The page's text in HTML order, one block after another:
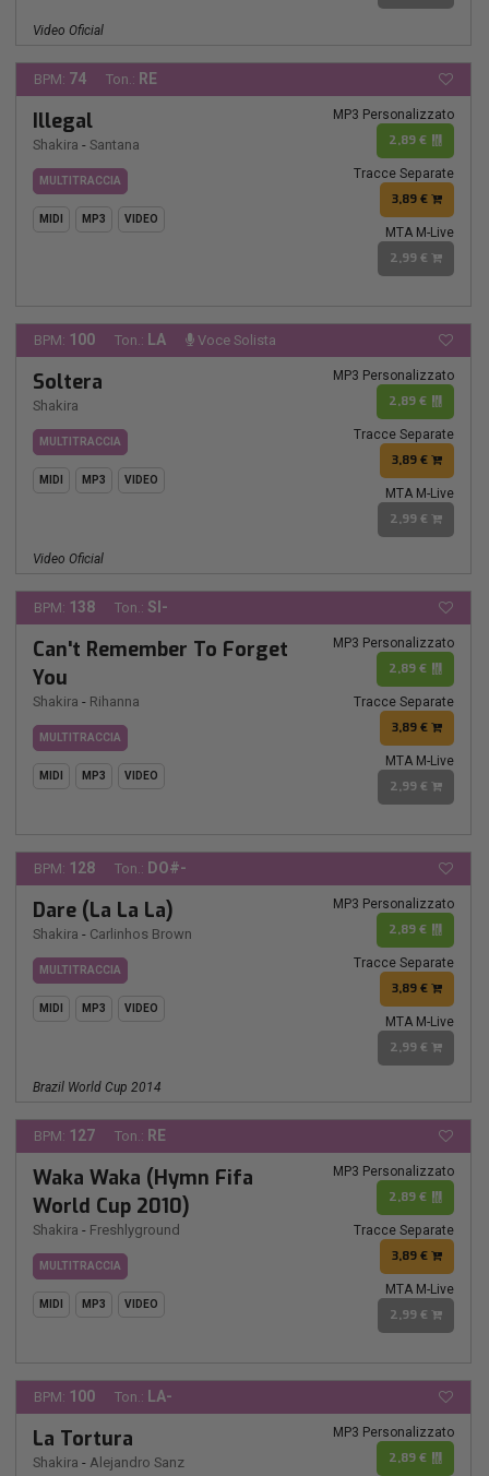
Video Oficial
BPM: 74 Ton.: RE
Illegal
Shakira - Santana
MULTITRACCIA
MIDI MP3 VIDEO
MP3 Personalizzato
2,89 €
Tracce Separate
3,89 €
MTA M-Live
2,99 €
BPM: 100 Ton.: LA Voce Solista
Soltera
Shakira
MULTITRACCIA
MIDI MP3 VIDEO
MP3 Personalizzato
2,89 €
Tracce Separate
3,89 €
MTA M-Live
2,99 €
Video Oficial
BPM: 138 Ton.: SI-
Can't Remember To Forget
You
Shakira - Rihanna
MULTITRACCIA
MIDI MP3 VIDEO
MP3 Personalizzato
2,89 €
Tracce Separate
3,89 €
MTA M-Live
2,99 €
BPM: 128 Ton.: DO#-
Dare (La La La)
Shakira - Carlinhos Brown
MULTITRACCIA
MIDI MP3 VIDEO
MP3 Personalizzato
2,89 €
Tracce Separate
3,89 €
MTA M-Live
2,99 €
Brazil World Cup 2014
BPM: 127 Ton.: RE
Waka Waka (Hymn Fifa
World Cup 2010)
Shakira - Freshlyground
MULTITRACCIA
MIDI MP3 VIDEO
MP3 Personalizzato
2,89 €
Tracce Separate
3,89 €
MTA M-Live
2,99 €
BPM: 100 Ton.: LA-
La Tortura
Shakira - Alejandro Sanz
MP3 Personalizzato
2,89 €